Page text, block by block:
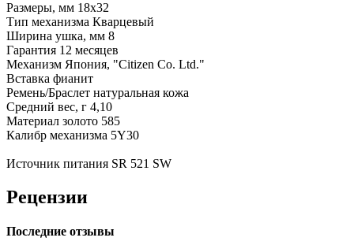
Размеры, мм 18х32
Тип механизма Кварцевый
Ширина ушка, мм 8
Гарантия 12 месяцев
Механизм Япония, "Citizen Co. Ltd."
Вставка фианит
Ремень/Браслет натуральная кожа
Средний вес, г 4,10
Материал золото 585
Калибр механизма 5Y30
Источник питания SR 521 SW
Рецензии
Последние отзывы